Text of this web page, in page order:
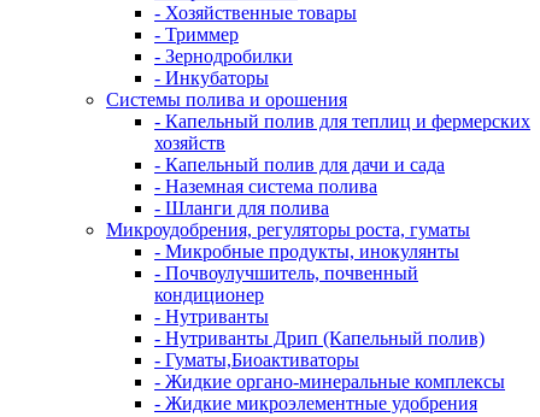
- Хозяйственные товары
- Триммер
- Зернодробилки
- Инкубаторы
Системы полива и орошения
- Капельный полив для теплиц и фермерских
хозяйств
- Капельный полив для дачи и сада
- Наземная система полива
- Шланги для полива
Микроудобрения, регуляторы роста, гуматы
- Микробные продукты, инокулянты
- Почвоулучшитель, почвенный
кондиционер
- Нутриванты
- Нутриванты Дрип (Капельный полив)
- Гуматы,Биоактиваторы
- Жидкие органо-минеральные комплексы
- Жидкие микроэлементные удобрения